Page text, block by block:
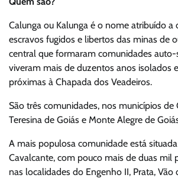
Calunga ou Kalunga é o nome atribuído a
escravos fugidos e libertos das minas de
central que formaram comunidades auto-
viveram mais de duzentos anos isolados
próximas à Chapada dos Veadeiros.
São três comunidades, nos municípios de
Teresina de Goiás e Monte Alegre de
A mais populosa comunidade está
Cavalcante, com pouco mais de duas mil
nas localidades do Engenho II, Prata, Vão